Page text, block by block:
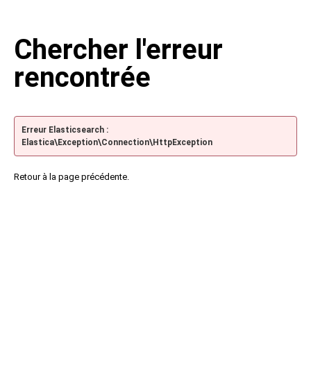
Chercher l'erreur
rencontrée
Erreur Elasticsearch :
Elastica\Exception\Connection\HttpException
Retour à la page précédente.